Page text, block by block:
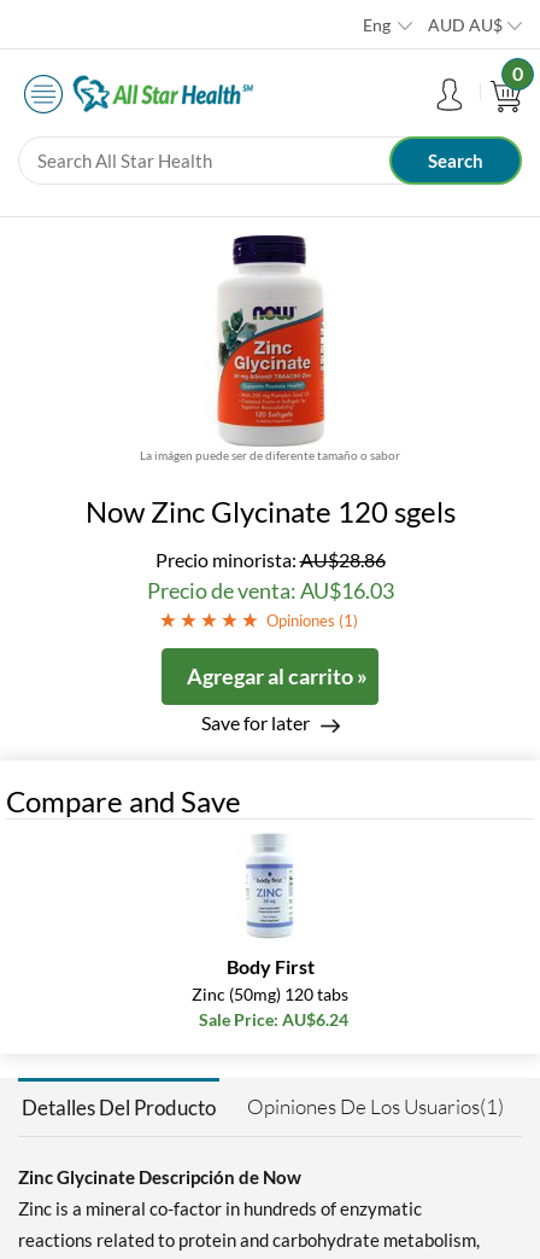
Eng AUD AU$
0
La imágen puede ser de diferente tamaño o sabor
Now Zinc Glycinate 120 sgels
Precio minorista:AU$28.86
Precio de venta: AU$16.03
Opiniones (1)
Agregar al carrito »
Save for later
Compare and Save
Body First
Zinc (50mg) 120 tabs
Sale Price: AU$6.24
Detalles Del Producto Opiniones De Los Usuarios(1)
Zinc Glycinate Descripción de Now
Zinc is a mineral co-factor in hundreds of enzymatic
reactions related to protein and carbohydrate metabolism,